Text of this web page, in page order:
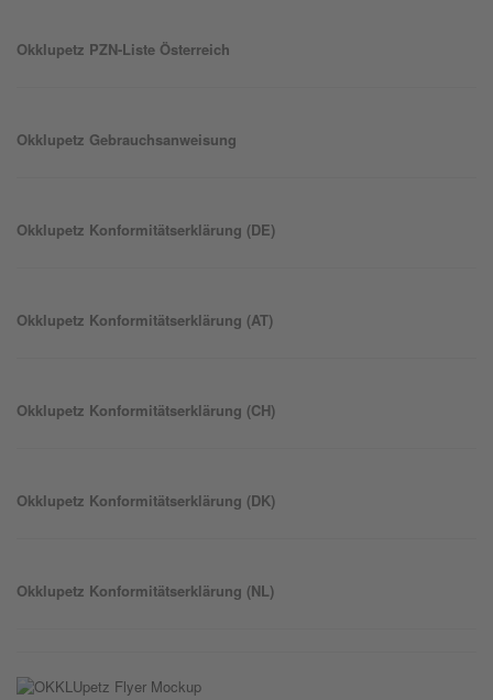
Okklupetz PZN-Liste Österreich
Okklupetz Gebrauchsanweisung
Okklupetz Konformitätserklärung (DE)
Okklupetz Konformitätserklärung (AT)
Okklupetz Konformitätserklärung (CH)
Okklupetz Konformitätserklärung (DK)
Okklupetz Konformitätserklärung (NL)